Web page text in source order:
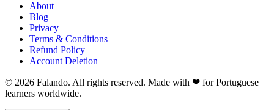
About
Blog
Privacy
Terms & Conditions
Refund Policy
Account Deletion
© 2026 Falando. All rights reserved. Made with ❤ for Portuguese
learners worldwide.